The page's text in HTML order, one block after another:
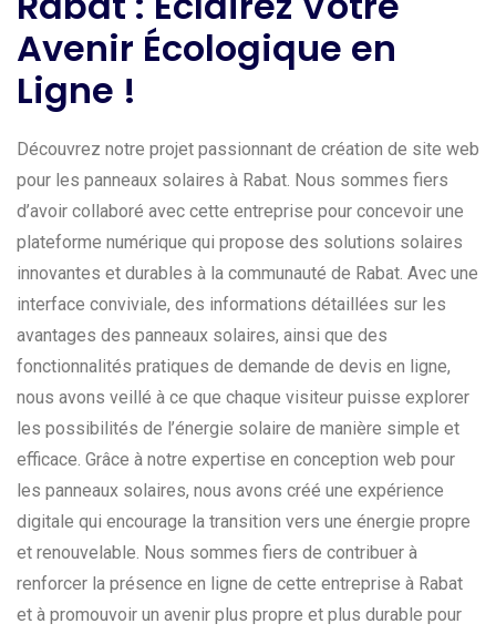
Avenir Écologique en
Ligne !
Découvrez notre projet passionnant de création de site web
pour les panneaux solaires à Rabat. Nous sommes fiers
d’avoir collaboré avec cette entreprise pour concevoir une
plateforme numérique qui propose des solutions solaires
innovantes et durables à la communauté de Rabat. Avec une
interface conviviale, des informations détaillées sur les
avantages des panneaux solaires, ainsi que des
fonctionnalités pratiques de demande de devis en ligne,
nous avons veillé à ce que chaque visiteur puisse explorer
les possibilités de l’énergie solaire de manière simple et
efficace. Grâce à notre expertise en conception web pour
les panneaux solaires, nous avons créé une expérience
digitale qui encourage la transition vers une énergie propre
et renouvelable. Nous sommes fiers de contribuer à
renforcer la présence en ligne de cette entreprise à Rabat
et à promouvoir un avenir plus propre et plus durable pour